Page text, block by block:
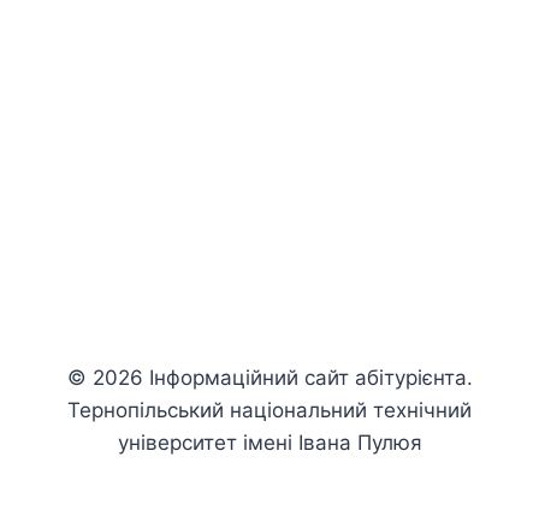
© 2026 Інформаційний сайт абітурієнта.
Тернопільський національний технічний
університет імені Івана Пулюя